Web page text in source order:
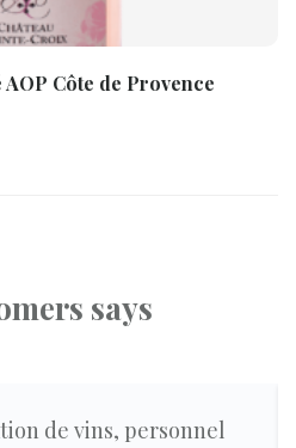
Côte de Provence
says
de vins, personnel